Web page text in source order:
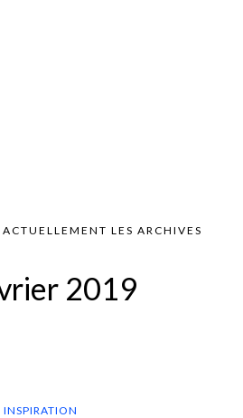
LES ARCHIVES
2019
INSPIRATION